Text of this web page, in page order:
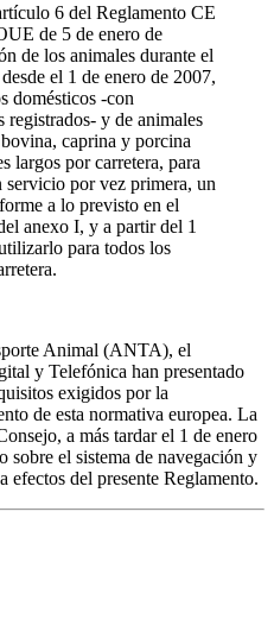
6 del Reglamento CE
de 5 de enero de
de los animales durante el
el 1 de enero de 2007,
domésticos -con
registrados- y de animales
caprina y porcina
largos por carretera, para
servicio por vez primera, un
a lo previsto en el
anexo I, y a partir del 1
para todos los
Animal (ANTA), el
y Telefónica han presentado
exigidos por la
de esta normativa europea. La
a más tardar el 1 de enero
sobre el sistema de navegación y
efectos del presente Reglamento.